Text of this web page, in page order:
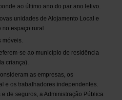
ao último ano do par ano letivo.
unidades de Alojamento Local e
no espaço rural.
móveis.
se ao município de residência
criança).
as empresas, os
e os trabalhadores independentes.
de seguros, a Administração Pública